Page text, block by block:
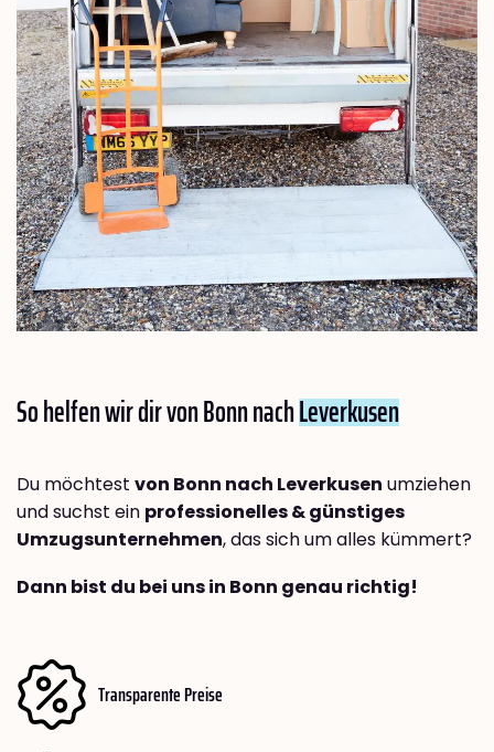
So helfen wir dir von Bonn nachLeverkusen
Du möchtest von Bonn nach Leverkusen umziehen
und suchst ein professionelles & günstiges
Umzugsunternehmen, das sich um alles kümmert?
Dann bist du bei uns in Bonn genau richtig!
Transparente Preise